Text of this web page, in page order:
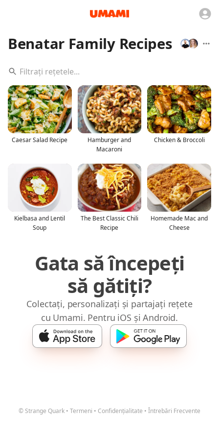
Benatar Family Recipes
Caesar Salad Recipe
Hamburger and
Macaroni
Chicken & Broccoli
Kielbasa and Lentil
Soup
The Best Classic Chili
Recipe
Homemade Mac and
Cheese
Gata să începeți
să gătiți?
Colectați, personalizați și partajați rețete
cu Umami. Pentru iOS și Android.
© Strange Quark • Termeni • Confidențialitate • Întrebări Frecvente